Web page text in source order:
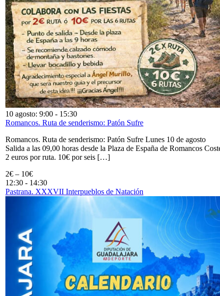
10 agosto: 9:00 - 15:30
Romancos. Ruta de senderismo: Patón Sufre
Romancos. Ruta de senderismo: Patón Sufre Lunes 10 de agosto
Salida a las 09,00 horas desde la Plaza de España de Romancos
2 euros por ruta. 10€ por seis […]
2€ – 10€
12:30 - 14:30
Pastrana. XXXVII Interpueblos de Natación